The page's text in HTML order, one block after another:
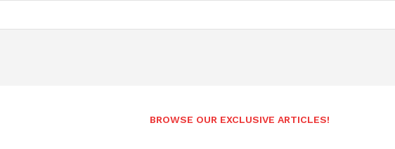
BROWSE OUR EXCLUSIVE ARTICLES!